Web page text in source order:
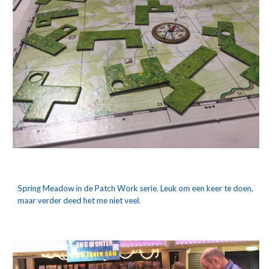
Spring Meadow in de Patch Work serie. Leuk om een keer te doen,
maar verder deed het me niet veel.